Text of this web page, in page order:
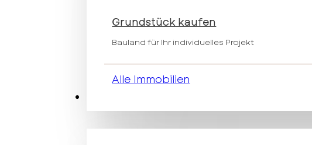
Grundstück kaufen
Bauland für Ihr individuelles Projekt
Alle Immobilien